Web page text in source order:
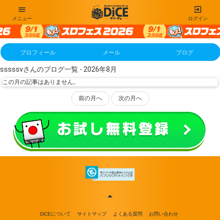
ログイン
メニュー
プロフィール メール ブログ
sssssvさんのブログ一覧 - 2026年8月
この月の記事はありません。
前の月へ 次の月へ
DiCEについて サイトマップ よくある質問 お問い合わせ